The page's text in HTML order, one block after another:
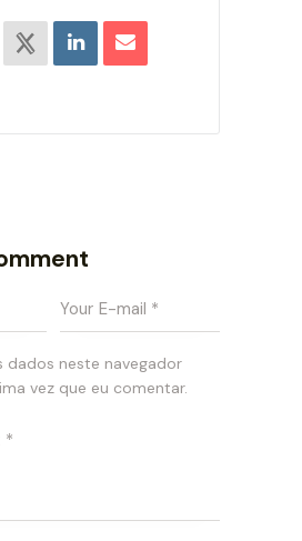
dados neste navegador
vez que eu comentar.